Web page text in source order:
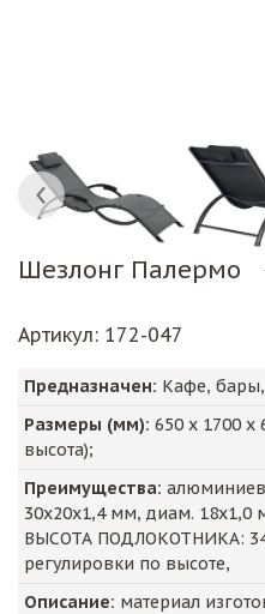
Шезлонг Палермо
Артикул: 172-047
Предназначен: Кафе,
Размеры (мм): 650 х 1700 х
высота);
Преимущества:
30x20x1,4 мм, диам.
ВЫСОТА ПОДЛОКОТНИКА:
регулировки по высоте,
Описание: материал